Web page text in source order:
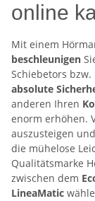
online
Mit einem
beschleunigen
Schiebetors
absolute
anderen Ihren
enorm erhöhen.
auszusteigen
die mühelose
Qualitätsmarke
zwischen dem
LineaMatic